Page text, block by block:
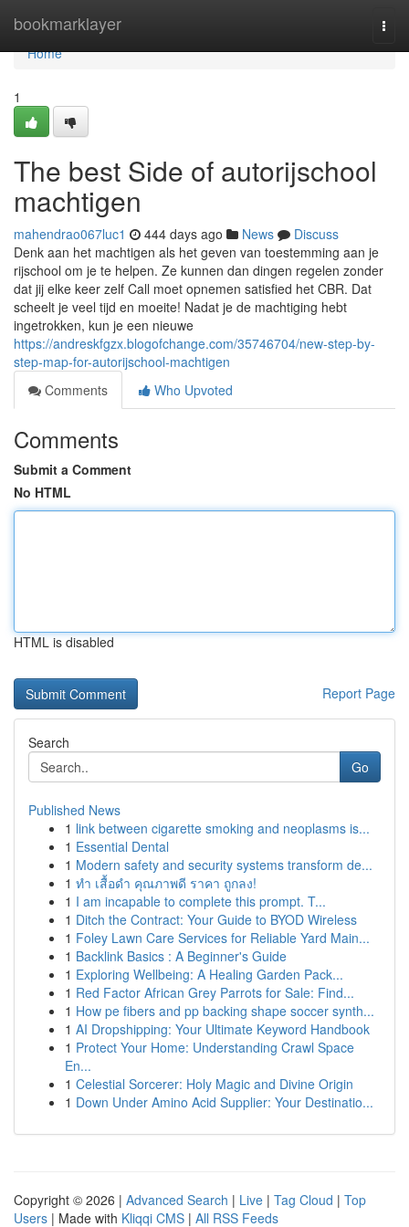
bookmarklayer
Home
Home
1
The best Side of autorijschool
machtigen
mahendrao067luc1 444 days ago News
Discuss
Denk aan het machtigen als het geven van toestemming aan je
rijschool om je te helpen. Ze kunnen dan dingen regelen zonder
dat jij elke keer zelf Call moet opnemen satisfied het CBR. Dat
scheelt je veel tijd en moeite! Nadat je de machtiging hebt
ingetrokken, kun je een nieuwe
https://andreskfgzx.blogofchange.com/35746704/new-step-by-
step-map-for-autorijschool-machtigen
Comments
Who Upvoted
Comments
Submit a Comment
No HTML
HTML is disabled
Report Page
Search
Go
Published News
1 link between cigarette smoking and neoplasms is...
1 Essential Dental
1 Modern safety and security systems transform de...
1 ทำ เสื้อดำ คุณภาพดี ราคา ถูกลง!
1 I am incapable to complete this prompt. T...
1 Ditch the Contract: Your Guide to BYOD Wireless
1 Foley Lawn Care Services for Reliable Yard Main...
1 Backlink Basics : A Beginner's Guide
1 Exploring Wellbeing: A Healing Garden Pack...
1 Red Factor African Grey Parrots for Sale: Find...
1 How pe fibers and pp backing shape soccer synth...
1 AI Dropshipping: Your Ultimate Keyword Handbook
1 Protect Your Home: Understanding Crawl Space
En...
1 Celestial Sorcerer: Holy Magic and Divine Origin
1 Down Under Amino Acid Supplier: Your Destinatio...
Copyright © 2026 | Advanced Search | Live | Tag Cloud | Top
Users | Made with Kliqqi CMS | All RSS Feeds